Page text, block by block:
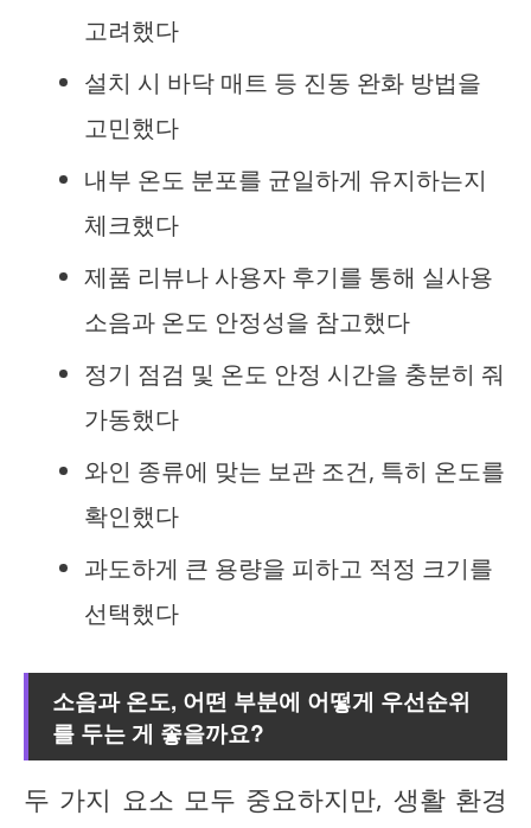
고려했다
설치 시 바닥 매트 등 진동 완화 방법을
고민했다
내부 온도 분포를 균일하게 유지하는지
체크했다
제품 리뷰나 사용자 후기를 통해 실사용
소음과 온도 안정성을 참고했다
정기 점검 및 온도 안정 시간을 충분히 줘
가동했다
와인 종류에 맞는 보관 조건, 특히 온도를
확인했다
과도하게 큰 용량을 피하고 적정 크기를
선택했다
소음과 온도, 어떤 부분에 어떻게 우선순위
를 두는 게 좋을까요?
두 가지 요소 모두 중요하지만, 생활 환경